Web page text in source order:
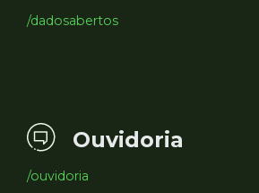
/dadosabertos
Ouvidoria
/ouvidoria